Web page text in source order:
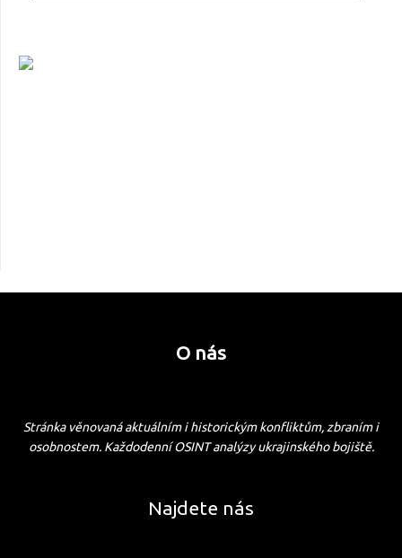
O nás
Stránka věnovaná aktuálním i historickým konfliktům, zbraním i
osobnostem. Každodenní OSINT analýzy ukrajinského bojiště.
Najdete nás